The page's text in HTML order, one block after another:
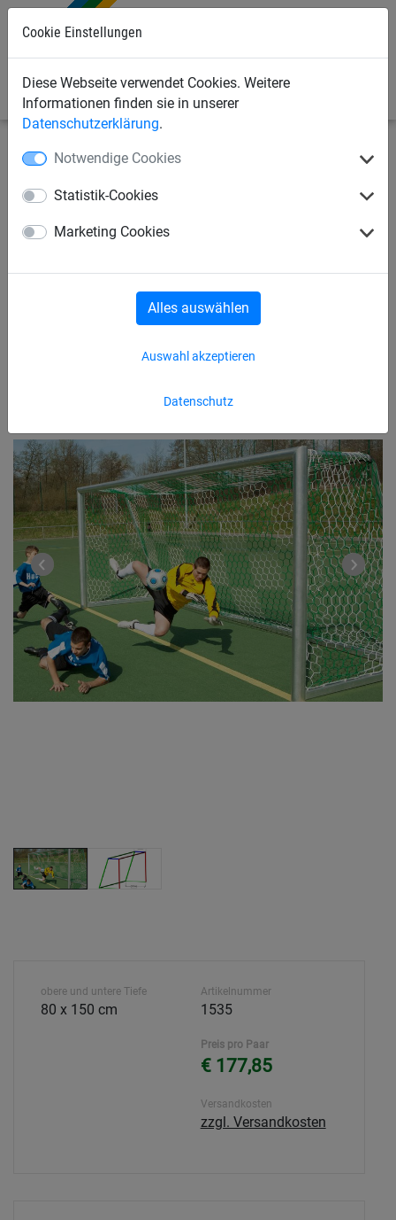
Cookie Einstellungen
Diese Webseite verwendet Cookies. Weitere
Informationen finden sie in unserer
Datenschutzerklärung.
Notwendige Cookies
Statistik-Cookies
Marketing Cookies
Datenschutz
Auswahl akzeptieren
Alles auswählen
Sportnetze
Fußballtornetze und Zubehör
Tornetz aus PP, ca. 3,5 mm
stark
obere und untere Tiefe
80 x 150 cm
Artikelnummer
1535
Preis pro Paar
€ 177,85
Versandkosten
zzgl. Versandkosten